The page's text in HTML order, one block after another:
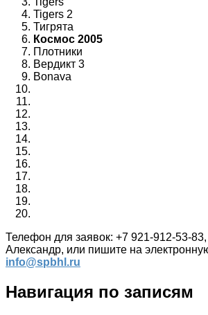
Tigers 2
Тигрята
Космос 2005
Плотники
Вердикт 3
Bonava
Телефон для заявок: +7 921-912-53-
Александр, или пишите на
info@spbhl.ru
Навигация по записям